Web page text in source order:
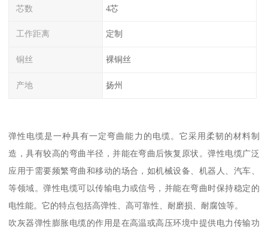
芯数 4芯
工作距离 定制
铜丝 裸铜丝
产地 扬州
弹性电缆是一种具有一定弯曲能力的电缆。它采用柔韧的材料制
造，具有较高的弯曲半径，并能在弯曲后恢复原状。弹性电缆广泛
应用于需要频繁弯曲和移动的场合，如机械设备、机器人、汽车、
等领域。弹性电缆可以传输电力或信号，并能在弯曲时保持稳定的
电性能。它的特点包括高弹性、高可靠性、耐磨损、耐腐蚀等。
吹灰器弹性膨胀电缆的作用是在高温或高压环境中提供电力传输功